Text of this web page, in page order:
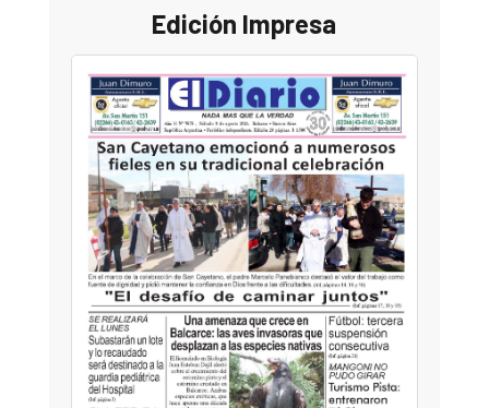
Edición Impresa